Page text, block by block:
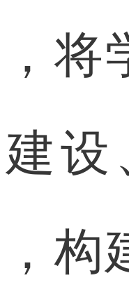
将
设
构